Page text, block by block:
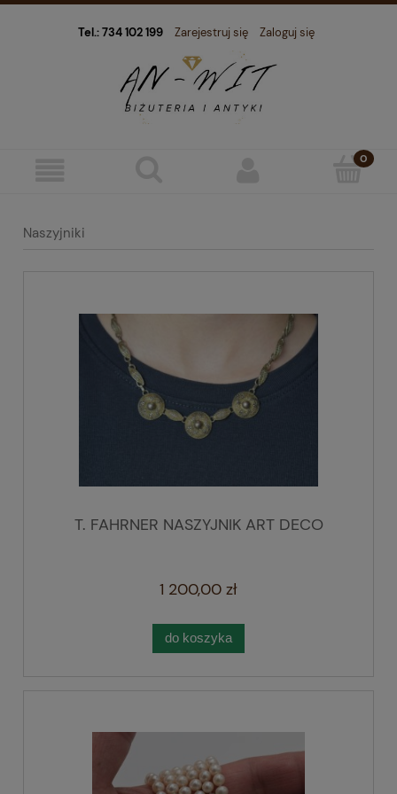
Tel.: 734 102 199 Zarejestruj się Zaloguj się
Naszyjniki
T. FAHRNER NASZYJNIK ART DECO
1 200,00 zł
do koszyka